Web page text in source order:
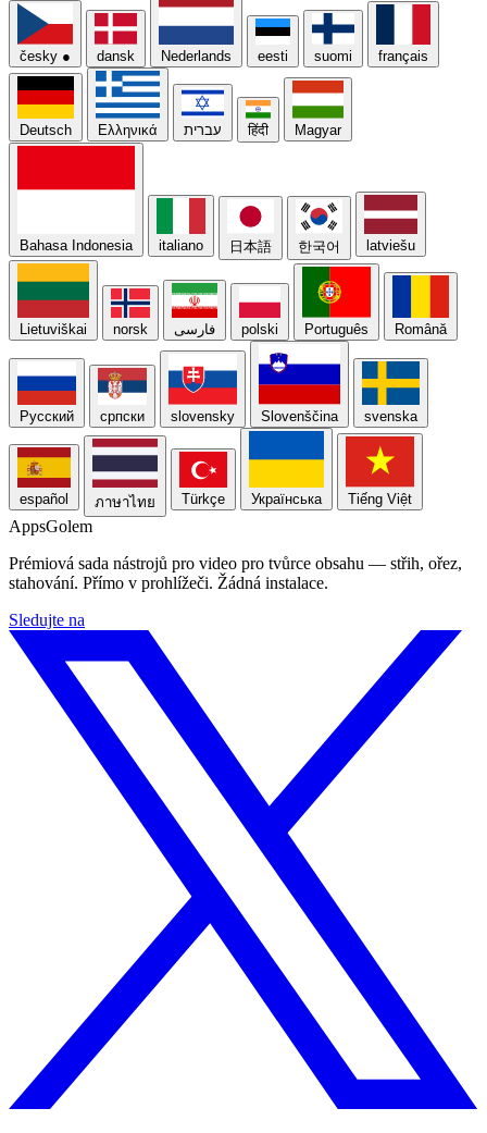
česky ● dansk Nederlands eesti suomi français
Deutsch Ελληνικά עברית हिंदी Magyar
Bahasa Indonesia italiano 日本語 한국어 latviešu
Lietuviškai norsk فارسی polski Português Română
Русский српски slovensky Slovenščina svenska
español ภาษาไทย Türkçe Українська Tiếng Việt
AppsGolem
Prémiová sada nástrojů pro video pro tvůrce obsahu — střih, ořez,
stahování. Přímo v prohlížeči. Žádná instalace.
Sledujte na